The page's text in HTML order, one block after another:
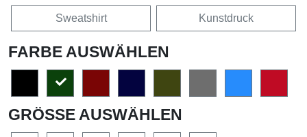
Sweatshirt Kunstdruck
FARBE AUSWÄHLEN
GRÖSSE AUSWÄHLEN